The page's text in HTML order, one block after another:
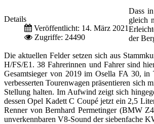
Details
Veröffentlicht: 14. März 2021
Zugriffe: 24490
Dass
gleich
der
Die aktuellen Felder setzen sich aus
H/FS/E1. 38 Fahrerinnen und Fahrer sind
Gesamtsieger von 2019 im Osella FA 30,
verbesserten Tourenwagen präsentieren
Stellung halten. Im Aufwind zeigt sich
dessen Opel Kadett C Coupé jetzt ein 2,5
Renner von Bernhard Permetinger (BMW
unverkennbaren V8-Sound der siebenfache